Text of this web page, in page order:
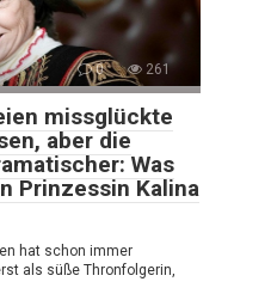
0 261
missglückte
aber die
Was
Prinzessin Kalina
hat schon immer
als süße Thronfolgerin,